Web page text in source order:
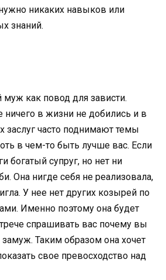
никаких навыков или
знаний.
муж как повод для зависти.
в жизни не добились и в
заслуг часто поднимают темы
в чем-то быть лучше вас. Если
богатый супруг, но нет ни
Она нигде себя не реализовала,
У нее нет других козырей по
Именно поэтому она будет
спрашивать вас почему вы
Таким образом она хочет
свое превосходство над